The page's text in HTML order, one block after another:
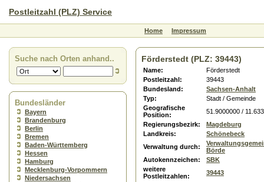
Postleitzahl (PLZ) Service
Home Impressum
Suche nach Orten anhand..
Bundesländer
Bayern
Brandenburg
Berlin
Bremen
Baden-Württemberg
Hessen
Hamburg
Mecklenburg-Vorpommern
Niedersachsen
Förderstedt (PLZ: 39443)
Name:
Förderstedt
Postleitzahl:
39443
Bundesland:
Sachsen-Anhalt
Typ:
Stadt / Gemeinde
Geografische
Position:
51.9000000 /
Regierungsbezirk:
Magdeburg
Landkreis:
Schönebeck
Verwaltung durch:
Börde
Autokennzeichen:
SBK
weitere
Postleitzahlen:
39443